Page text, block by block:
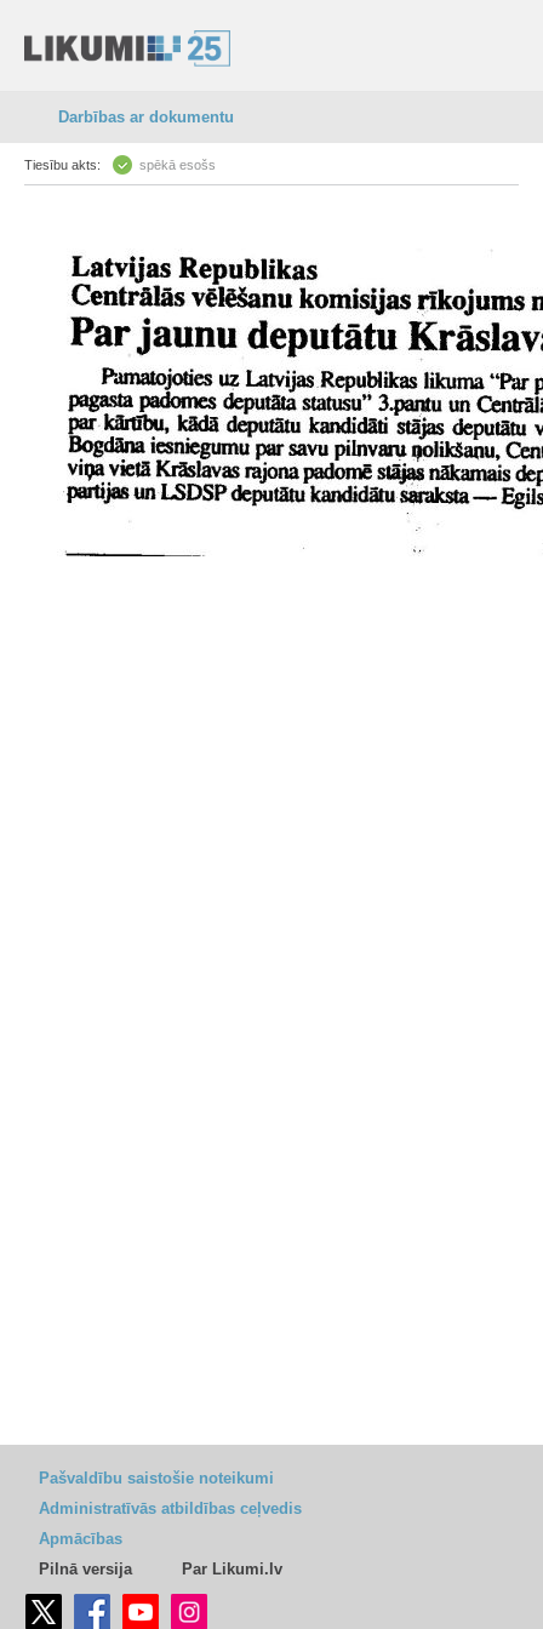
Darbības ar dokumentu
Tiesību akts: spēkā esošs
Pašvaldību saistošie noteikumi
Administratīvās atbildības ceļvedis
Apmācības
Pilnā versija
Par Likumi.lv